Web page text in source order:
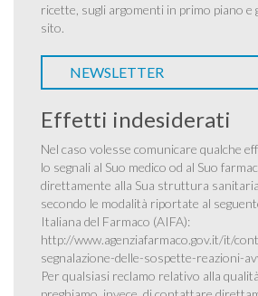
ricette, sugli argomenti in primo piano e
sito.
NEWSLETTER
Effetti indesiderati
Nel caso volesse comunicare qualche
lo segnali al Suo medico od al Suo
direttamente alla Sua struttura
secondo le modalità riportate al
Italiana del Farmaco (AIFA):
http://www.agenziafarmaco.gov.it/it/
segnalazione-delle-sospette-reazioni-
Per qualsiasi reclamo relativo alla